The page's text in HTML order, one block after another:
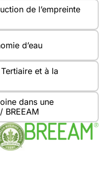
de l’empreinte
d’eau
et à la
dans une
BREEAM